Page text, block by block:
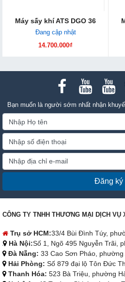
Máy sấy khí ATS DGO 36
Đang cập nhật
14.700.000₫
Bạn muốn là người sớm nhất nhận
Đăng ký
CÔNG TY TNHH THƯƠNG MẠI DỊCH VỤ
Trụ sở HCM:33/4 Bùi Đình Túy,
Hà Nội:Số 1, Ngõ 495 Nguyễn Trãi,
Đà Nẵng: 33 Cao Sơn Pháo, phường
Hải Phòng: Số 879 đại lộ Tôn Đức
Thanh Hóa: 523 Bà Triệu, phường